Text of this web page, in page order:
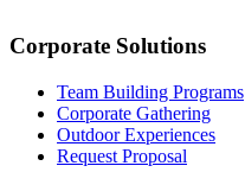
Corporate Solutions
Team Building Programs
Corporate Gathering
Outdoor Experiences
Request Proposal